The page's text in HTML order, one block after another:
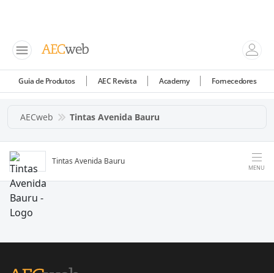
Guia de Produtos AEC Revista Academy Fornecedores
AECweb Tintas Avenida Bauru
Tintas Avenida Bauru
MENU